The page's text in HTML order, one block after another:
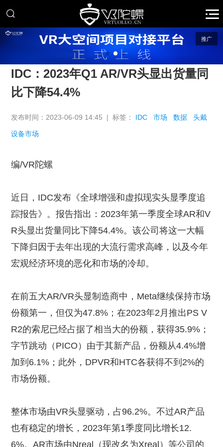
推广
IDC：2023年Q1 AR/VR头显出货量同
比下降54.4%
发布时间：2023-06-09 14:45 | 标签： IDC 市场 数据 头戴
设备市场
编/VR陀螺
近日，IDC发布《全球增强和虚拟现实头显季度追
踪报告》。报告指出：2023年第一季度全球AR和V
R头显出货量同比下降54.4%。该公司将这一大幅
下降归因于去年出现的大流行需求高峰，以及今年
宏观经济环境的恶化和市场的冷却。
在前五大AR/VR头显制造商中，Meta继续保持市场
份额第一，但仅为47.8%；在2023年2月推出PS V
R2的索尼已经占据了相当大的份额，获得35.9%；
字节跳动（PICO）由于其新产品，份额从4.4%增
加到6.1%；此外，DPVR和HTC各获得不到2%的
市场份额。
整体市场由VR头显驱动，占96.2%。不过AR产品
也有稳定的增长，2023年第1季度同比增长12.
6%。AR市场由Nreal（现改名为Xreal）等公司的